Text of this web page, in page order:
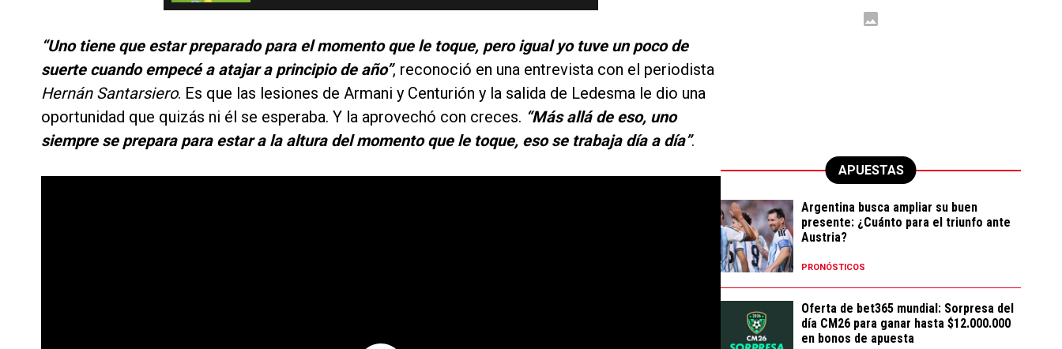
“Uno tiene que estar preparado para el momento que le toque, pero igual yo tuve un poco de
suerte cuando empecé a atajar a principio de año”, reconoció en una entrevista con el periodista
Hernán Santarsiero. Es que las lesiones de Armani y Centurión y la salida de Ledesma le dio una
oportunidad que quizás ni él se esperaba. Y la aprovechó con creces. “Más allá de eso, uno
siempre se prepara para estar a la altura del momento que le toque, eso se trabaja día a día”.
APUESTAS
Argentina busca ampliar su buen
presente: ¿Cuánto para el triunfo ante
Austria?
PRONÓSTICOS
Oferta de bet365 mundial: Sorpresa del
día CM26 para ganar hasta $12.000.000
en bonos de apuesta